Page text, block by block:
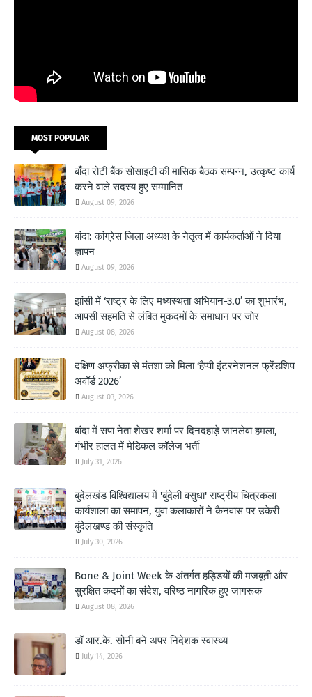
MOST POPULAR
बाँदा रोटी बैंक सोसाइटी की मासिक बैठक सम्पन्न, उत्कृष्ट कार्य
करने वाले सदस्य हुए सम्मानित
August 09, 2026
बांदा: कांग्रेस जिला अध्यक्ष के नेतृत्व में कार्यकर्ताओं ने दिया
ज्ञापन
August 09, 2026
झांसी में ‘राष्ट्र के लिए मध्यस्थता अभियान-3.0’ का शुभारंभ,
आपसी सहमति से लंबित मुकदमों के समाधान पर जोर
August 08, 2026
दक्षिण अफ्रीका से मंतशा को मिला ‘हैप्पी इंटरनेशनल फ्रेंडशिप
अवॉर्ड 2026’
August 03, 2026
बांदा में सपा नेता शेखर शर्मा पर दिनदहाड़े जानलेवा हमला,
गंभीर हालत में मेडिकल कॉलेज भर्ती
July 31, 2026
बुंदेलखंड विश्विद्यालय में 'बुंदेली वसुधा' राष्ट्रीय चित्रकला
कार्यशाला का समापन, युवा कलाकारों ने कैनवास पर उकेरी
बुंदेलखण्ड की संस्कृति
July 30, 2026
Bone & Joint Week के अंतर्गत हड्डियों की मजबूती और
सुरक्षित कदमों का संदेश, वरिष्ठ नागरिक हुए जागरूक
August 08, 2026
डॉ आर.के. सोनी बने अपर निदेशक स्वास्थ्य
July 14, 2026